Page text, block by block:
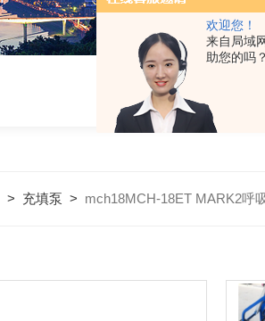
欢迎您！
来自局域
助您的吗？
> 充填泵 > mch18MCH-18ET MARK2呼